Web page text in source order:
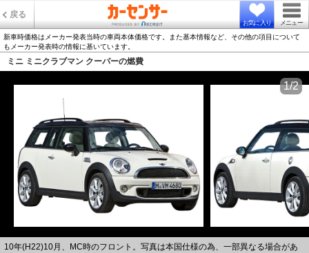
戻る
お気に入り メニュー
新車時価格はメーカー発表当時の車両本体価格です。また基本情報など、その他の項目について
もメーカー発表時の情報に基いています。
ミニ ミニクラブマン クーパーの燃費
10年(H22)10月、MC時のフロント。写真は本国仕様の為、一部異なる場合があ
1/2